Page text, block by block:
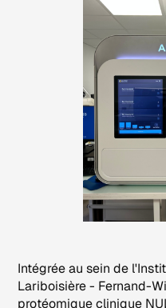
Intégrée au sein de
Lariboisière - Fernand-
protéomique clinique